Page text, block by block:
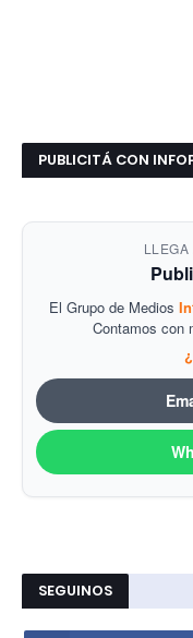
PUBLICITÁ CON
El Grupo de Medios
Contamos con
SEGUINOS